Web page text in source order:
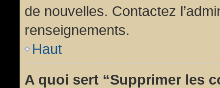
de nouvelles. Contactez
renseignements.
Haut
A quoi sert “Supprimer les